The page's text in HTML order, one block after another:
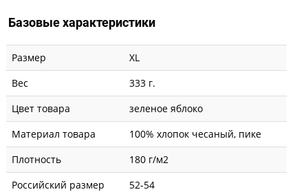
Базовые характеристики
Размер
XL
Вес
333 г.
Цвет товара
зеленое яблоко
Материал товара
100% хлопок чесаный, пике
Плотность
180 г/м2
Российский размер
52-54